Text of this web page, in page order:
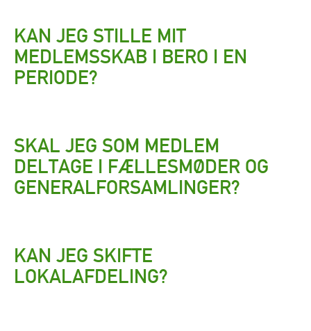
KAN JEG STILLE MIT
MEDLEMSSKAB I BERO I EN
PERIODE?
SKAL JEG SOM MEDLEM
DELTAGE I FÆLLESMØDER OG
GENERALFORSAMLINGER?
KAN JEG SKIFTE
LOKALAFDELING?